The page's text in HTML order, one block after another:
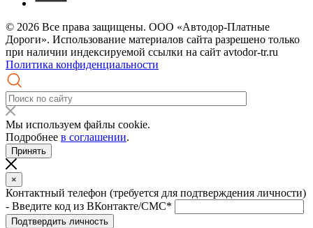
© 2026 Все права защищены. ООО «Автодор-Платные
Дороги». Использование материалов сайта разрешено только
при наличии индексируемой ссылки на сайт avtodor-tr.ru
Политика конфиденциальности
Мы используем файлы cookie.
Подробнее в соглашении.
Принять
×
Контактный телефон (требуется для подтверждения личности)
- Введите код из ВКонтакте/СМС*
Подтвердить личность